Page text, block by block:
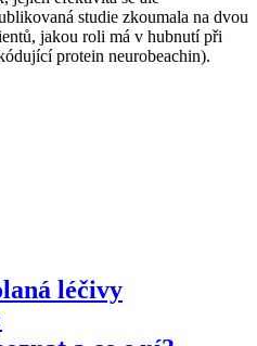
studie zkoumala na dvou
jakou roli má v hubnutí při
protein neurobeachin).
léčivy